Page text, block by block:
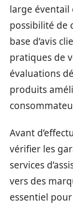
large éventail
possibilité de
base d’avis
pratiques de
évaluations
produits
Avant
vérifier les
services
vers des
essentiel